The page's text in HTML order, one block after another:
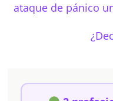
ataque de pánico